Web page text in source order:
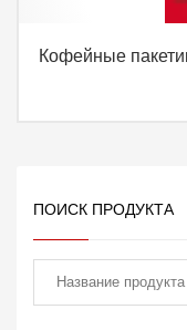
Кофейные
ПОИСК ПРОДУКТА